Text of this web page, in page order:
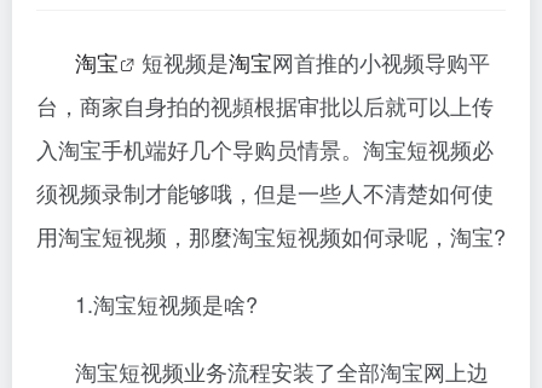
淘宝 短视频是淘宝网首推的小视频导购平
台，商家自身拍的视頻根据审批以后就可以上传
入淘宝手机端好几个导购员情景。淘宝短视频必
须视频录制才能够哦，但是一些人不清楚如何使
用淘宝短视频，那麼淘宝短视频如何录呢，淘宝?
1.淘宝短视频是啥?
淘宝短视频业务流程安装了全部淘宝网上边